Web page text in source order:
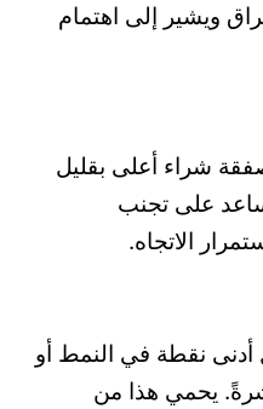
ويشير إلى اهتمام
شراء أعلى بقليل
على تجنب
الاتجاه.
نقطة في النمط أو
يحمي هذا من